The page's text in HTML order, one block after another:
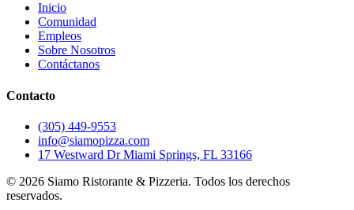
Inicio
Comunidad
Empleos
Sobre Nosotros
Contáctanos
Contacto
(305) 449-9553
info@siamopizza.com
17 Westward Dr Miami Springs, FL 33166
© 2026 Siamo Ristorante & Pizzeria. Todos los derechos
reservados.